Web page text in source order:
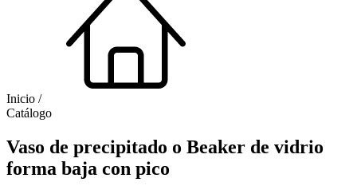
Inicio /
Catálogo
Vaso de precipitado o Beaker de vidrio
forma baja con pico